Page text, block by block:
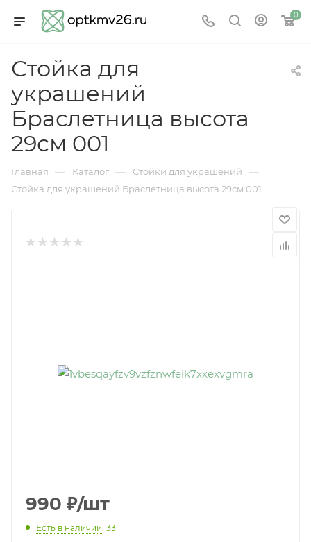
0
Стойка для
украшений
Браслетница высота
29см 001
Главная — Каталог — Стойки для украшений —
Стойка для украшений Браслетница высота 29см 001
990 ₽/шт
Есть в наличии: 33